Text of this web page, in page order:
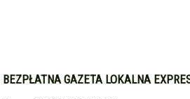
BEZPŁATNA GAZETA LOKALNA